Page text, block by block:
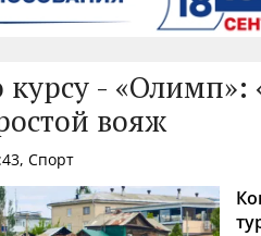
- «Олимп»:
вояж
Спорт